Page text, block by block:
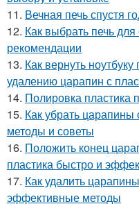
11. Вечная печь спустя
12. Как выбрать печь
рекомендации
13. Как вернуть
удалению царапин с
14. Полировка пластика
15. Как убрать
методы и советы
16. Положить конец
пластика быстро и
17. Как удалить
эффективные методы